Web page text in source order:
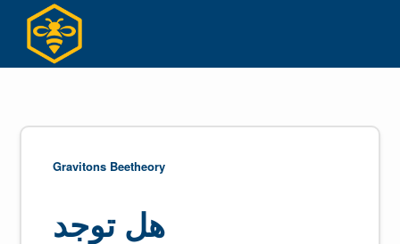
Gravitons Beetheory
هل توجد